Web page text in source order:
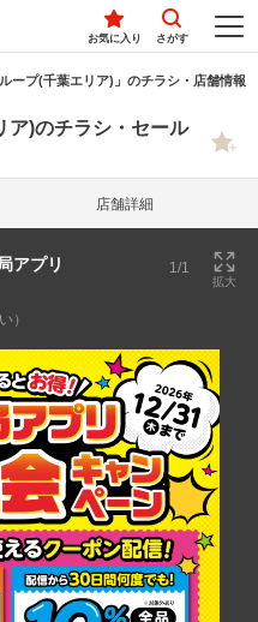
お気に入り さがす
ループ(千葉エリア)」のチラシ・店舗情報
ア)のチラシ・セール
店舗詳細
アプリ 1/1
拡大
）